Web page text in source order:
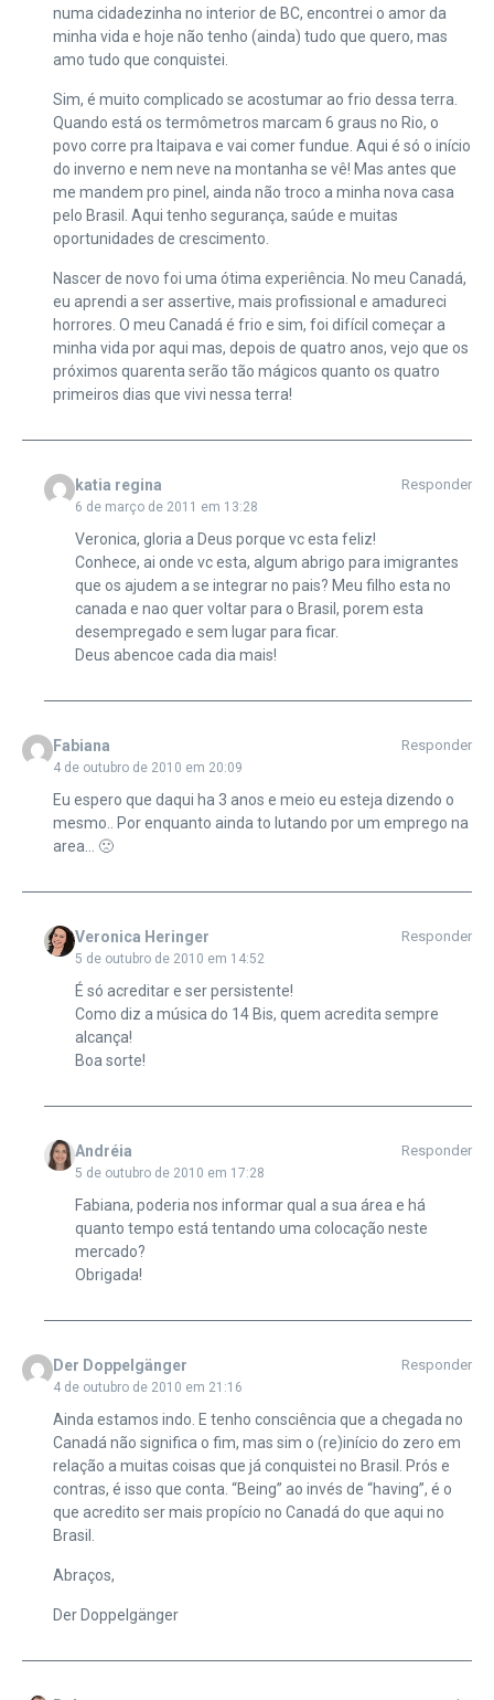
numa cidadezinha no interior de BC, encontrei o amor da
minha vida e hoje não tenho (ainda) tudo que quero, mas
amo tudo que conquistei.
Sim, é muito complicado se acostumar ao frio dessa terra.
Quando está os termômetros marcam 6 graus no Rio, o
povo corre pra Itaipava e vai comer fundue. Aqui é só o início
do inverno e nem neve na montanha se vê! Mas antes que
me mandem pro pinel, ainda não troco a minha nova casa
pelo Brasil. Aqui tenho segurança, saúde e muitas
oportunidades de crescimento.
Nascer de novo foi uma ótima experiência. No meu Canadá,
eu aprendi a ser assertive, mais profissional e amadureci
horrores. O meu Canadá é frio e sim, foi difícil começar a
minha vida por aqui mas, depois de quatro anos, vejo que os
próximos quarenta serão tão mágicos quanto os quatro
primeiros dias que vivi nessa terra!
katia regina
6 de março de 2011 em 13:28
Responder
Veronica, gloria a Deus porque vc esta feliz!
Conhece, ai onde vc esta, algum abrigo para imigrantes
que os ajudem a se integrar no pais? Meu filho esta no
canada e nao quer voltar para o Brasil, porem esta
desempregado e sem lugar para ficar.
Deus abencoe cada dia mais!
Fabiana
4 de outubro de 2010 em 20:09
Responder
Eu espero que daqui ha 3 anos e meio eu esteja dizendo o
mesmo.. Por enquanto ainda to lutando por um emprego na
area… 🙁
Veronica Heringer
5 de outubro de 2010 em 14:52
Responder
É só acreditar e ser persistente!
Como diz a música do 14 Bis, quem acredita sempre
alcança!
Boa sorte!
Andréia
5 de outubro de 2010 em 17:28
Responder
Fabiana, poderia nos informar qual a sua área e há
quanto tempo está tentando uma colocação neste
mercado?
Obrigada!
Der Doppelgänger
4 de outubro de 2010 em 21:16
Responder
Ainda estamos indo. E tenho consciência que a chegada no
Canadá não significa o fim, mas sim o (re)início do zero em
relação a muitas coisas que já conquistei no Brasil. Prós e
contras, é isso que conta. “Being” ao invés de “having”, é o
que acredito ser mais propício no Canadá do que aqui no
Brasil.
Abraços,
Der Doppelgänger